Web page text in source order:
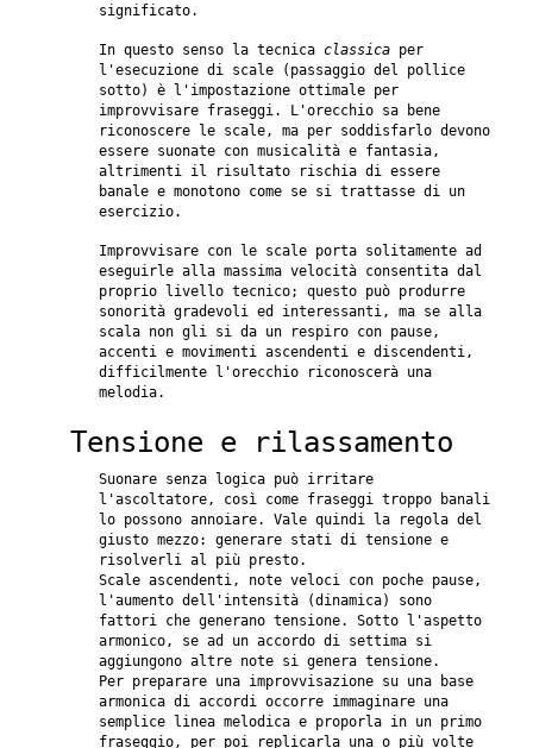
significato.
In questo senso la tecnica classica per
l'esecuzione di scale (passaggio del pollice
sotto) è l'impostazione ottimale per
improvvisare fraseggi. L'orecchio sa bene
riconoscere le scale, ma per soddisfarlo devono
essere suonate con musicalità e fantasia,
altrimenti il risultato rischia di essere
banale e monotono come se si trattasse di un
esercizio.
Improvvisare con le scale porta solitamente ad
eseguirle alla massima velocità consentita dal
proprio livello tecnico; questo può produrre
sonorità gradevoli ed interessanti, ma se alla
scala non gli si da un respiro con pause,
accenti e movimenti ascendenti e discendenti,
difficilmente l'orecchio riconoscerà una
melodia.
Tensione e rilassamento
Suonare senza logica può irritare
l'ascoltatore, così come fraseggi troppo banali
lo possono annoiare. Vale quindi la regola del
giusto mezzo: generare stati di tensione e
risolverli al più presto.
Scale ascendenti, note veloci con poche pause,
l'aumento dell'intensità (dinamica) sono
fattori che generano tensione. Sotto l'aspetto
armonico, se ad un accordo di settima si
aggiungono altre note si genera tensione.
Per preparare una improvvisazione su una base
armonica di accordi occorre immaginare una
semplice linea melodica e proporla in un primo
fraseggio, per poi replicarla una o più volte